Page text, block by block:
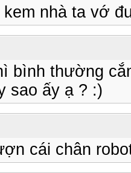
kem nhà ta vớ
bình thường
sao ấy ạ ? :)
cái chân